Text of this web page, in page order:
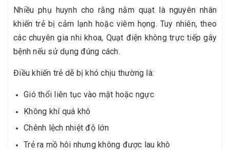
Nhiều phụ huynh cho rằng nằm quạt là nguyên nhân
khiến trẻ bị cảm lạnh hoặc viêm họng. Tuy nhiên, theo
các chuyên gia nhi khoa, Quạt điện không trực tiếp gây
bệnh nếu sử dụng đúng cách.
Điều khiến trẻ dễ bị khó chịu thường là:
Gió thổi liên tục vào mặt hoặc ngực
Không khí quá khô
Chênh lệch nhiệt độ lớn
Trẻ ra mồ hôi nhưng không được lau khô